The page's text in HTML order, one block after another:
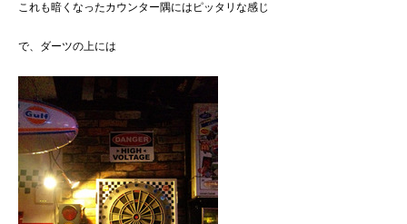
これも暗くなったカウンター隅にはピッタリな感じ
で、ダーツの上には